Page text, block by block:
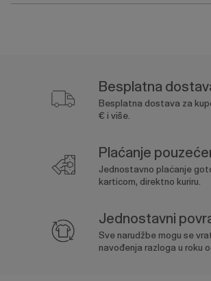
Besplatna
Besplatna dostava za
€ i više.
Plaćanje
Jednostavno plaćanje
karticom, direktno kuriru.
Jednostavni
Sve narudžbe mogu se
navođenja razloga u roku